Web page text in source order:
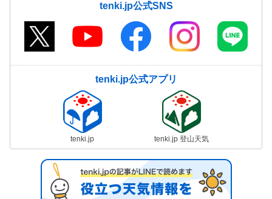
tenki.jp公式SNS
tenki.jp公式アプリ
tenki.jp tenki.jp 登山天気